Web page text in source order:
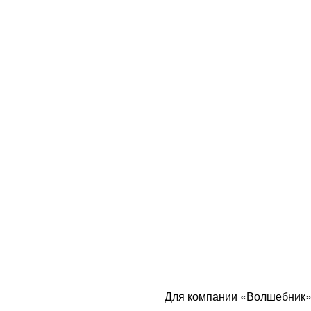
Для компании